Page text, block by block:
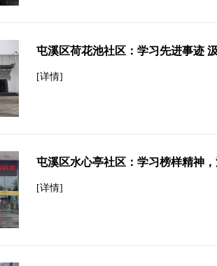
屯溪区荷花池社区：学习先进事迹
[详情]
屯溪区水心亭社区：学习榜样精神
[详情]